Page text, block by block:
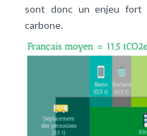
sont donc un enjeu fort
carbone.